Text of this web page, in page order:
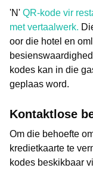
'N' QR-kode vir
met vertaalwerk.
oor die hotel en
kodes kan in die
geplaas word.
Kontaktlose
Om die behoefte
kredietkaarte te
kodes beskikbaar